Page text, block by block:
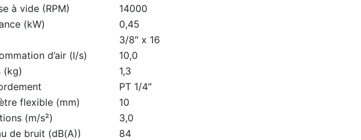
à vide (RPM)
14000
(kW)
0,45
3/8″ x 16
d’air (l/s)
10,0
(kg)
1,3
PT 1/4″
flexible (mm)
10
(m/s²)
3,0
de bruit (dB(A))
84